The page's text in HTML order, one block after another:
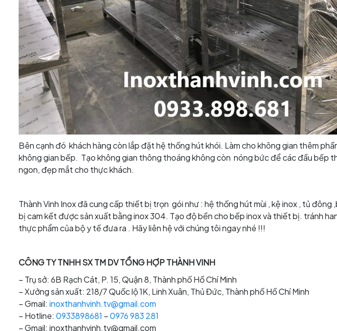
Bên cạnh đó khách hàng còn lắp đặt hệ thống hút khói. Làm cho không gian thêm
không gian bếp. Tạo không gian thông thoáng không còn nóng bức để các đầu bếp
ngon, đẹp mắt cho thực khách.
Thành Vinh Inox đã cung cấp thiết bị trọn gói như : hệ thống hút mùi , kệ inox , tủ
bị cam kết được sản xuất bằng inox 304. Tạo độ bền cho bếp inox và thiết bị. tránh
thực phẩm của bộ y tế đưa ra . Hãy liên hệ với chúng tôi ngay nhé !!!
CÔNG TY TNHH SX TM DV TỔNG HỢP THÀNH VINH
– Trụ sở: 6B Rạch Cát, P. 15, Quận 8, Thành phố Hồ Chí Minh
– Xưởng sản xuất: 218/7 Quốc lộ 1K, Linh Xuân, Thủ Đức, Thành phố Hồ Chí Minh
– Gmail: inoxthanhvinh.tv@gmail.com
– Hotline: 0933898681 –0976 983 281
– Gmail: inoxthanhvinh.tv@gmail.com